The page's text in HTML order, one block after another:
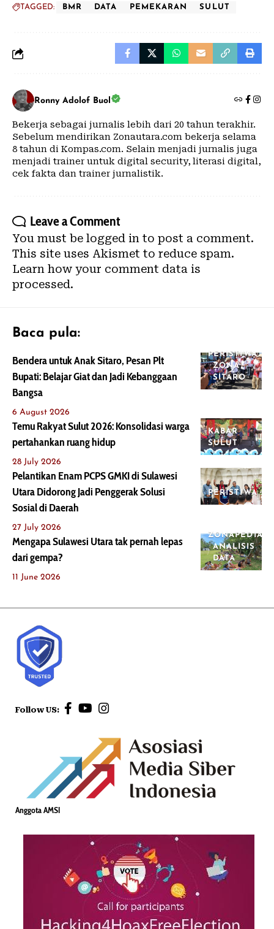
TAGGED: BMR DATA PEMEKARAN SULUT
Ronny Adolof Buol
Bekerja sebagai jurnalis lebih dari 20 tahun terakhir.
Sebelum mendirikan Zonautara.com bekerja selama
8 tahun di Kompas.com. Selain menjadi jurnalis juga
menjadi trainer untuk digital security, literasi digital,
cek fakta dan trainer jurnalistik.
Leave a Comment
You must be logged in to post a comment.
This site uses Akismet to reduce spam.
Learn how your comment data is
processed.
Baca pula:
PERISTIWA
ZONA
SITARO
Bendera untuk Anak Sitaro, Pesan Plt
Bupati: Belajar Giat dan Jadi Kebanggaan
Bangsa
6 August 2026
KABAR
SULUT
Temu Rakyat Sulut 2026: Konsolidasi warga
pertahankan ruang hidup
28 July 2026
PERISTIWA
Pelantikan Enam PCPS GMKI di Sulawesi
Utara Didorong Jadi Penggerak Solusi
Sosial di Daerah
27 July 2026
ZONAPEDIA
ANALISIS
DATA
Mengapa Sulawesi Utara tak pernah lepas
dari gempa?
11 June 2026
Follow US:
Anggota AMSI